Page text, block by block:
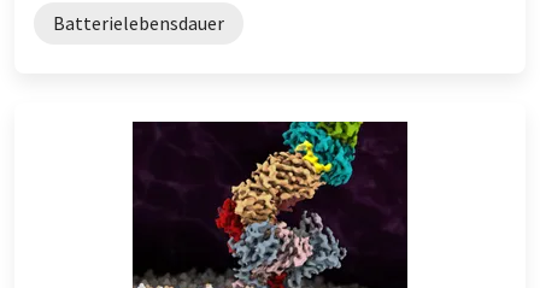
Batterielebensdauer